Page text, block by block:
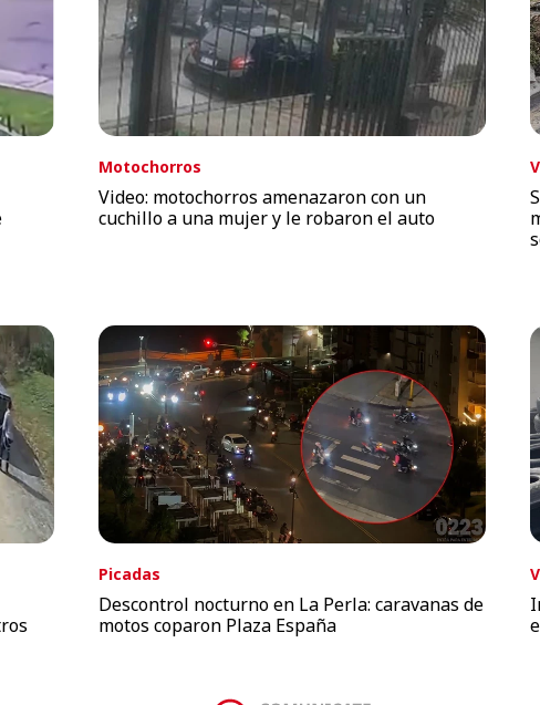
Motochorros
Video: motochorros amenazaron con un
cuchillo a una mujer y le robaron el auto
Picadas
Descontrol nocturno en La Perla: caravanas de
motos coparon Plaza España